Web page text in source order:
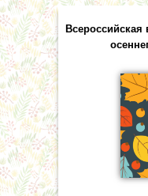
Всероссийская